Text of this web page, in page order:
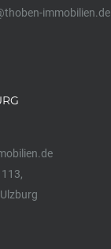
immobilien.de